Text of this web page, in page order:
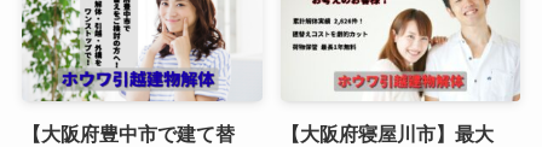
【大阪府豊中市で建て替
【大阪府寝屋川市】最大